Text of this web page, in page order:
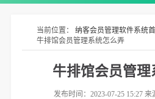
当前位置： 纳客会员管理软件系统
牛排馆会员管理系统怎么弄
牛排馆会员管
发布时间：2023-07-25 15:27